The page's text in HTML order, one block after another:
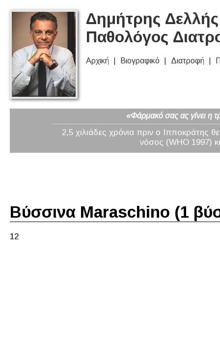
Δημήτρης
Παθολόγος
Αρχική Βιογραφικό Διατροφή
«Φάρμακό σας ας γίνει η
2,5 χιλιάδες χρόνια πριν ο Ιπποκράτης
νόσος (WHO 1997)
Βύσσινα Maraschino (1
12